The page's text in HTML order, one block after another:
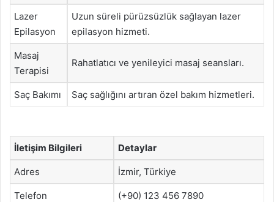
Lazer
Epilasyon
Uzun süreli pürüzsüzlük sağlayan lazer
epilasyon hizmeti.
Masaj
Terapisi
Rahatlatıcı ve yenileyici masaj seansları.
Saç Bakımı Saç sağlığını artıran özel bakım hizmetleri.
İletişim Bilgileri Detaylar
Adres İzmir, Türkiye
Telefon (+90) 123 456 7890